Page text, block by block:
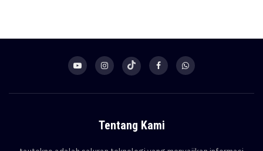
Tentang Kami